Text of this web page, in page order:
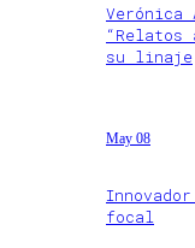
Verónica
“Relatos
su linaje
May 08
focal